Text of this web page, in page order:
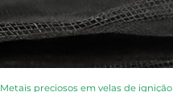
Metais preciosos em velas de ignição